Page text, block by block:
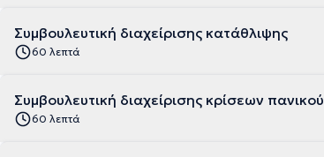
Συμβουλευτική διαχείρισης κατάθλιψης
60 λεπτά
Συμβουλευτική διαχείρισης κρίσεων πανικού
60 λεπτά